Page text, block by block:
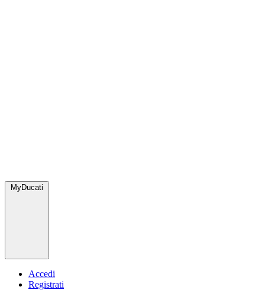
MyDucati
Accedi
Registrati